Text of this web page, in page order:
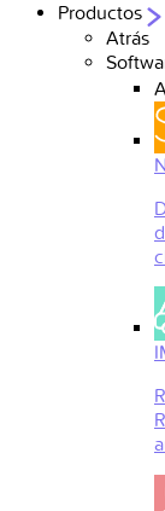
Productos
Atrás